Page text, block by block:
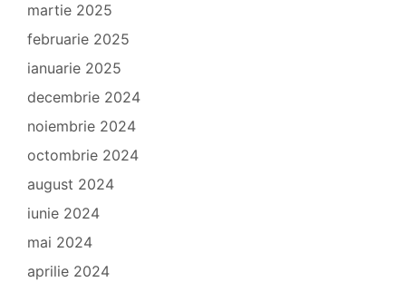
martie 2025
februarie 2025
ianuarie 2025
decembrie 2024
noiembrie 2024
octombrie 2024
august 2024
iunie 2024
mai 2024
aprilie 2024